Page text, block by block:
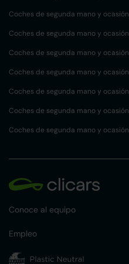
Coches de segunda mano y ocasión
Coches de segunda mano y ocasión
Coches de segunda mano y ocasión
Coches de segunda mano y ocasión
Coches de segunda mano y ocasión
Coches de segunda mano y ocasión
Coches de segunda mano y ocasión
Conoce al equipo
Empleo